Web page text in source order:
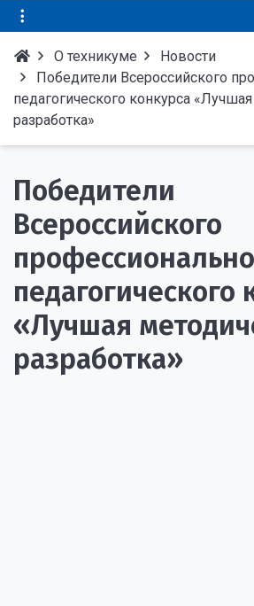
О техникуме
Новости
Победители Всероссийского
педагогического конкурса
разработка»
Победители
Всероссийского
педагогического
«Лучшая
разработка»